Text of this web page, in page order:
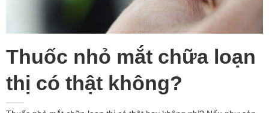
Thuốc nhỏ mắt chữa loạn
thị có thật không?